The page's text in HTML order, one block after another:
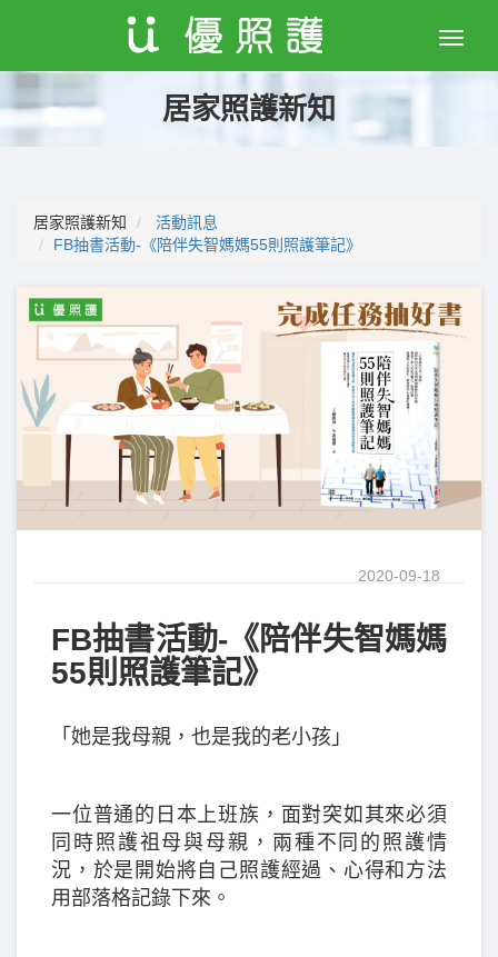
Toggle
居家照護新知
居家照護新知
活動訊息
FB抽書活動-《陪伴失智媽媽55則照護筆記》
2020-09-18
FB抽書活動-《陪伴失智媽媽
55則照護筆記》
「她是我母親，也是我的老小孩」
一位普通的日本上班族，面對突如其來必須
同時照護祖母與母親，兩種不同的照護情
況，於是開始將自己照護經過、心得和方法
用部落格記錄下來。